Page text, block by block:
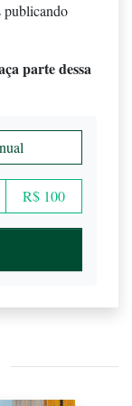
publicando
parte dessa
R$ 100